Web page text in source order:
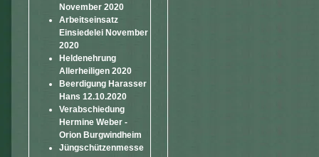
November 2020
Arbeitseinsatz
Einsiedelei November
2020
Heldenehrung
Allerheiligen 2020
Beerdigung Harasser
Hans 12.10.2020
Verabschiedung
Hermine Weber -
Orion Burgwindheim
Jüngschützenmesse